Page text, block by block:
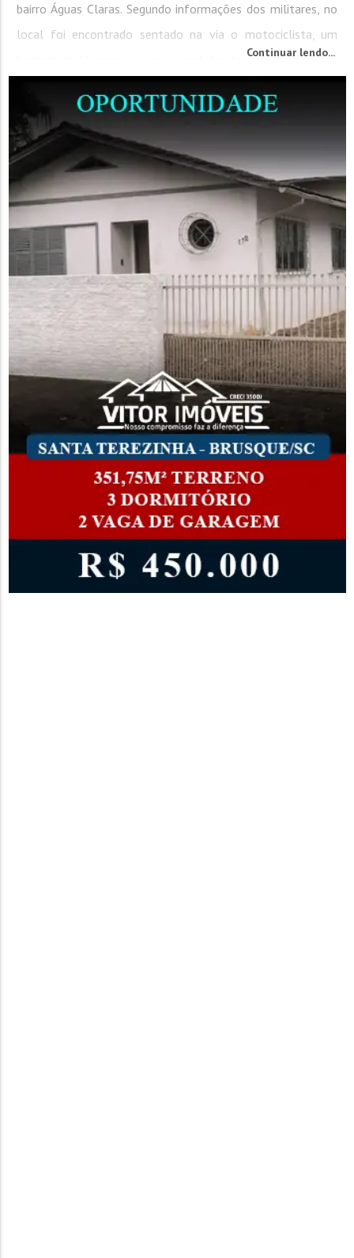
bairro Águas Claras. Segundo informações dos militares, no
local foi encontrado sentado na via o motociclista, um
homem de 21 anos que era o condutor de uma Honda/Bros.
Continuar lendo...